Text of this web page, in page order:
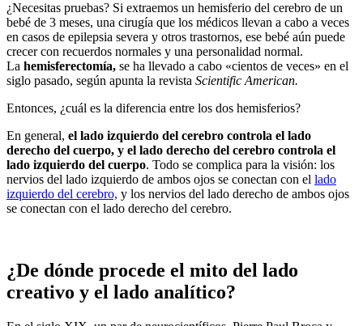
¿Necesitas pruebas? Si extraemos un hemisferio del cerebro de un
bebé de 3 meses, una cirugía que los médicos llevan a cabo a veces
en casos de epilepsia severa y otros trastornos, ese bebé aún puede
crecer con recuerdos normales y una personalidad normal.
La hemisferectomía, se ha llevado a cabo «cientos de veces» en el
siglo pasado, según apunta la revista Scientific American.
Entonces, ¿cuál es la diferencia entre los dos hemisferios?
En general, el lado izquierdo del cerebro controla el lado
derecho del cuerpo, y el lado derecho del cerebro controla el
lado izquierdo del cuerpo. Todo se complica para la visión: los
nervios del lado izquierdo de ambos ojos se conectan con el lado
izquierdo del cerebro, y los nervios del lado derecho de ambos ojos
se conectan con el lado derecho del cerebro.
¿De dónde procede el mito del lado
creativo y el lado analítico?